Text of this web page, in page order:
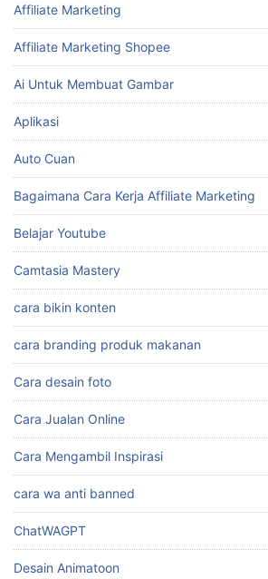
Affiliate Marketing
Affiliate Marketing Shopee
Ai Untuk Membuat Gambar
Aplikasi
Auto Cuan
Bagaimana Cara Kerja Affiliate Marketing
Belajar Youtube
Camtasia Mastery
cara bikin konten
cara branding produk makanan
Cara desain foto
Cara Jualan Online
Cara Mengambil Inspirasi
cara wa anti banned
ChatWAGPT
Desain Animatoon